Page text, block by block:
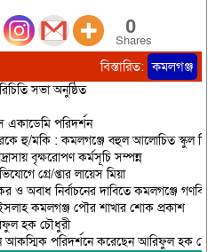
0
Shares
বিস্তারিত: কমলগঞ্জ
সভা অনুষ্ঠিত
একাডেমি পরিদর্শন
হু/মকি : কমলগঞ্জে বহুল আলোচিত স্কুল
বৃক্ষরোপণ কর্মসূচি সম্পন্ন
গ্রে/প্তার লায়েস মিয়া
ও অবাধ নির্বাচনের দাবিতে কমলগঞ্জে
কমলগঞ্জ পৌর শাখার শোক প্রকাশ
হক চৌধুরী
আকস্মিক পরিদর্শনে করেছেন আরিফুল হক